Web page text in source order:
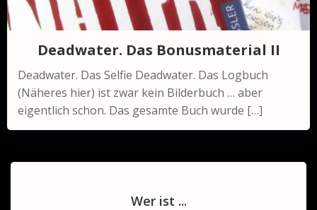
Deadwater. Das Bonusmaterial II
Deadwater. Das Selfie Deadwater. Das Logbuch
(Näheres hier) ist zwar kein Bilderbuch … aber
eigentlich schon. Das gesamte Buch wurde […]
Wer ist ...